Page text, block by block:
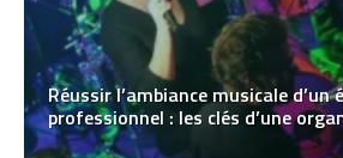
Réussir l’ambiance musicale d’un
professionnel : les clés d’une